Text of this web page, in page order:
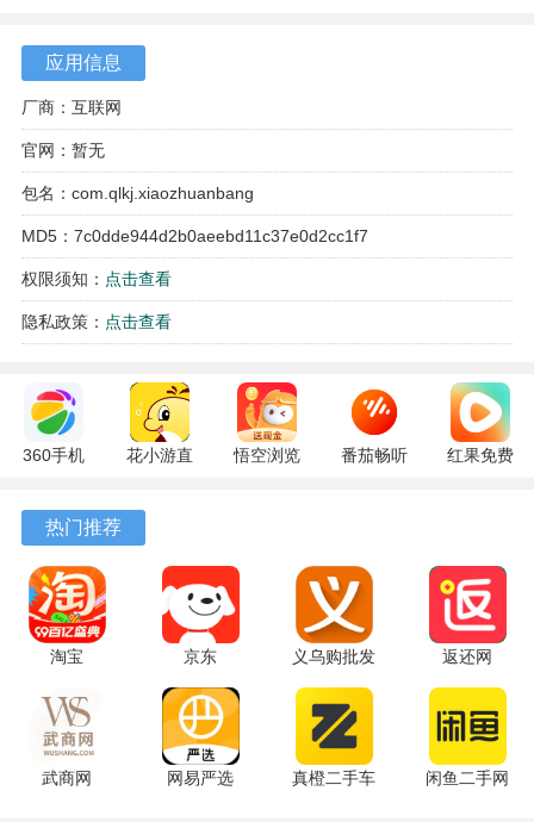
应用信息
厂商：互联网
官网：暂无
包名：com.qlkj.xiaozhuanbang
MD5：7c0dde944d2b0aeebd11c37e0d2cc1f7
权限须知： 点击查看
隐私政策： 点击查看
360手机
10.13.27
最新版
花小游直
17.9.56
悟空浏览
番茄畅听
红果免费
热门推荐
淘宝
安卓版
京东
15.9.50 最
新版
义乌购批发
网站官方版
7.8.3 最新
版
返还网
9.9.1 安卓
版
武商网
网易严选
真橙二手车
闲鱼二手网